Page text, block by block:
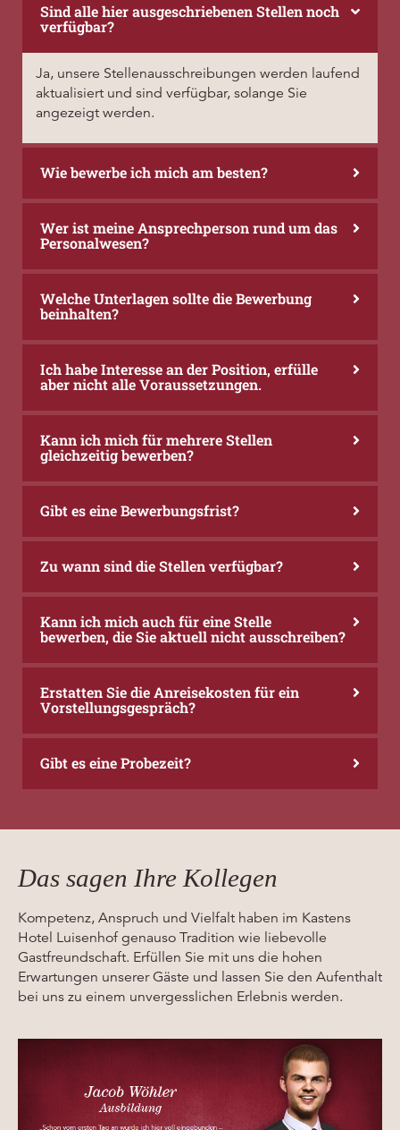
Sind alle hier ausgeschriebenen Stellen noch
verfügbar?
Ja, unsere Stellenausschreibungen werden laufend
aktualisiert und sind verfügbar, solange Sie
angezeigt werden.
Wie bewerbe ich mich am besten?
Wer ist meine Ansprechperson rund um das
Personalwesen?
Welche Unterlagen sollte die Bewerbung
beinhalten?
Ich habe Interesse an der Position, erfülle
aber nicht alle Voraussetzungen.
Kann ich mich für mehrere Stellen
gleichzeitig bewerben?
Gibt es eine Bewerbungsfrist?
Zu wann sind die Stellen verfügbar?
Kann ich mich auch für eine Stelle
bewerben, die Sie aktuell nicht ausschreiben?
Erstatten Sie die Anreisekosten für ein
Vorstellungsgespräch?
Gibt es eine Probezeit?
Das sagen Ihre Kollegen
Kompetenz, Anspruch und Vielfalt haben im Kastens
Hotel Luisenhof genauso Tradition wie liebevolle
Gastfreundschaft. Erfüllen Sie mit uns die hohen
Erwartungen unserer Gäste und lassen Sie den Aufenthalt
bei uns zu einem unvergesslichen Erlebnis werden.